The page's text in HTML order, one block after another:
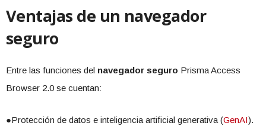
Ventajas de un navegador
seguro
Entre las funciones del navegador seguro Prisma Access
Browser 2.0 se cuentan:
●Protección de datos e inteligencia artificial generativa (GenAI).